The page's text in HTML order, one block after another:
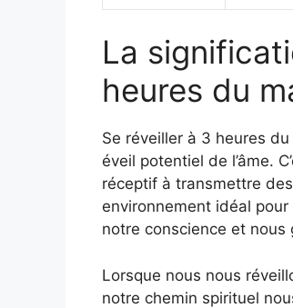
La
heures du
Se réveiller à 3 heures
éveil potentiel de l’âme.
réceptif à transmettre
environnement idéal
notre conscience et
Lorsque nous nous
notre chemin spirituel